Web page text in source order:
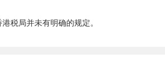
税局并未有明确的规定。